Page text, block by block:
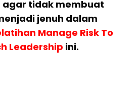
agar tidak membuat
jenuh dalam
Manage Risk To
Leadership ini.